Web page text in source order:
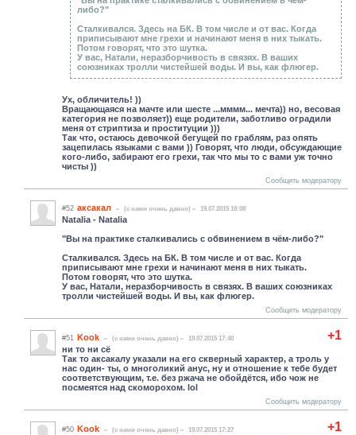
либо?"
Сталкивался. Здесь на БК. В том числе и от вас. Когда
приписывают мне грехи и начинают меня в них тыкать.
Потом говорят, что это шутка.
У вас, Натали, неразборчивость в связях. В ваших
союзниках тролли чистейшей воды. И вы, как флюгер.
Ух, обличитель! ))
Вращающаяся на мачте или шесте ...мммм... мечта)) но, весовая
категория не позволяет)) еще родители, заботливо оградили
меня от стриптиза и проституции )))
Так что, остаюсь девочкой бегущей по граблям, раз опять
зацепилась языками с вами )) Говорят, что люди, обсуждающие
кого-либо, забирают его грехи, так что мы то с вами уж точно
чисты ))
Сообщить модератору
#52 аксакал (c нами очень давно) 19.07.2015 18:08
Natalia - Natalia
"Вы на практике сталкивались с обвинением в чём-либо?"
Сталкивался. Здесь на БК. В том числе и от вас. Когда
приписывают мне грехи и начинают меня в них тыкать.
Потом говорят, что это шутка.
У вас, Натали, неразборчивость в связях. В ваших союзниках
тролли чистейшей воды. И вы, как флюгер.
Сообщить модератору
+1
#51 Kook (c нами очень давно) 19.07.2015 17:40
ни то ни сё
Так то аксакалу указали на его скверный характер, а троль у
нас один- ты, о многоликий анус, ну и отношение к тебе будет
соответствующим, т.е. без ржача не обойдётся, ибо чож не
посмеятся над скоморохом. lol
Сообщить модератору
+1
#50 Kook (c нами очень давно) 19.07.2015 17:27